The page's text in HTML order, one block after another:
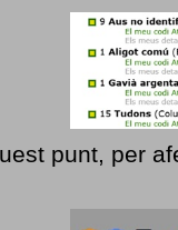
punt, per